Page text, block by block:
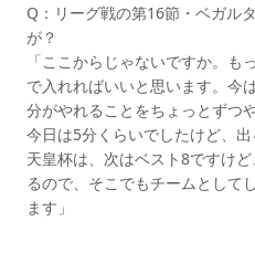
Q：リーグ戦の第16節・ベガル
が？
「ここからじゃないですか。
で入れればいいと思います。今
分がやれることをちょっとずつ
今日は5分くらいでしたけど、出
天皇杯は、次はベスト8ですけ
るので、そこでもチームとして
ます」